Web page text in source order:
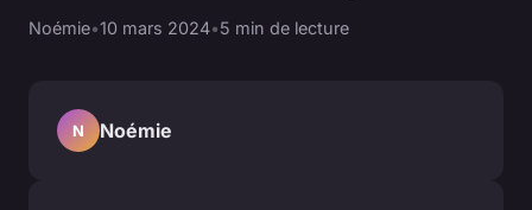
Noémie•10 mars 2024•5 min de lecture
N Noémie